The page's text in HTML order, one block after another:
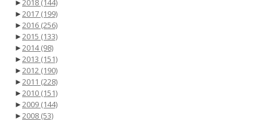
►2018 (144)
►2017 (199)
►2016 (256)
►2015 (133)
►2014(98)
►2013 (151)
►2012 (190)
►2011 (228)
►2010 (151)
►2009 (144)
►2008 (53)